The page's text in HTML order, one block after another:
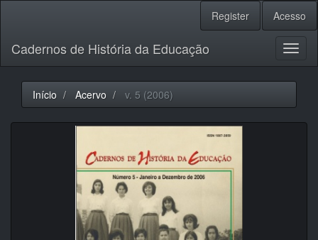
principal
Barra
Lateral
Register Acesso
Cadernos de História da Educação
Início Acervo v. 5 (2006)